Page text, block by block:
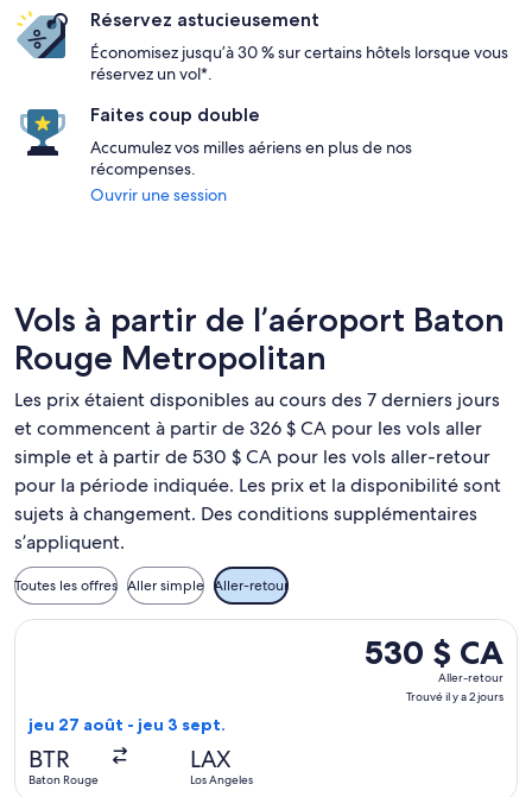
Réservez astucieusement
Économisez jusqu’à 30 % sur certains hôtels lorsque vous
réservez un vol*.
Faites coup double
Accumulez vos milles aériens en plus de nos
récompenses.
Ouvrir une session
Vols à partir de l’aéroport Baton
Rouge Metropolitan
Les prix étaient disponibles au cours des 7 derniers jours
et commencent à partir de 326 $ CA pour les vols aller
simple et à partir de 530 $ CA pour les vols aller-retour
pour la période indiquée. Les prix et la disponibilité sont
sujets à changement. Des conditions supplémentaires
s’appliquent.
Toutes les offres Aller simple Aller-retour
530 $ CA
Aller-
retour,
530 $ CA
Aller-retour
Trouvé il y a 2 jours
jeu 27 août - jeu 3 sept.
BTR
Baton Rouge
LAX
Los Angeles
Sélectionner le vol American Airlines depuis Baton Rouge